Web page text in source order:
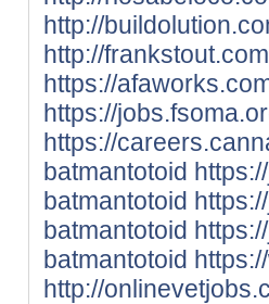
http://
http://
https://
https://
https://
batmantotoid
batmantotoid
batmantotoid
batmantotoid
http://